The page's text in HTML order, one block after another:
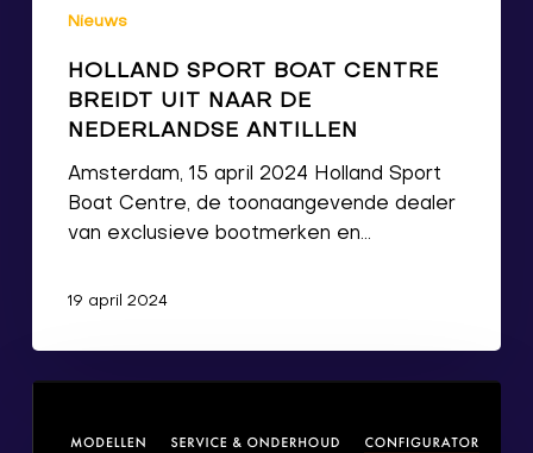
Nieuws
HOLLAND SPORT BOAT CENTRE
BREIDT UIT NAAR DE
NEDERLANDSE ANTILLEN
Amsterdam, 15 april 2024 Holland Sport
Boat Centre, de toonaangevende dealer
van exclusieve bootmerken en…
19 april 2024